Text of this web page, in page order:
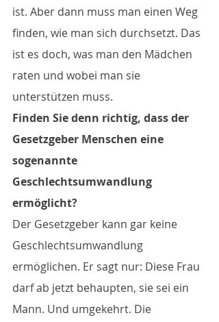
ist. Aber dann muss man einen Weg
finden, wie man sich durchsetzt. Das
ist es doch, was man den Mädchen
raten und wobei man sie
unterstützen muss.
Finden Sie denn richtig, dass der
Gesetzgeber Menschen eine
sogenannte
Geschlechtsumwandlung
ermöglicht?
Der Gesetzgeber kann gar keine
Geschlechtsumwandlung
ermöglichen. Er sagt nur: Diese Frau
darf ab jetzt behaupten, sie sei ein
Mann. Und umgekehrt. Die